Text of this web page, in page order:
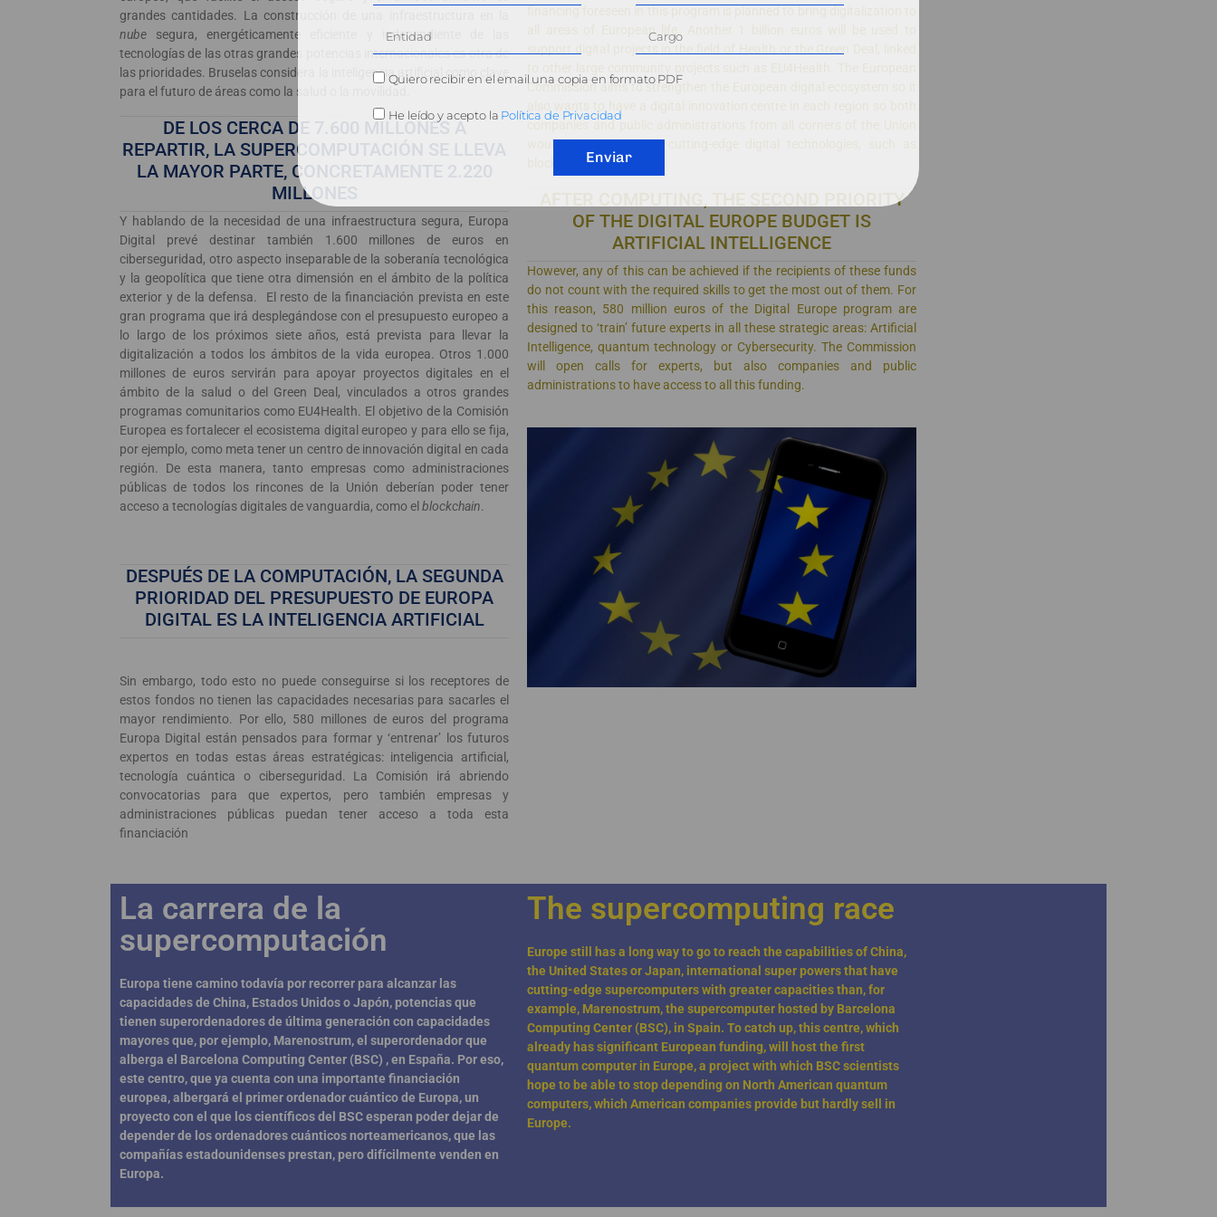
grandes cantidades. La construcción de una infraestructura en la
nube segura, energéticamente eficiente y independiente de las
tecnologías de las otras grandes potencias internacionales es otra de
las prioridades. Bruselas considera la inteligencia artificial como clave
para el futuro de áreas como la salud o la movilidad.
DE LOS CERCA DE 7.600 MILLONES A
REPARTIR, LA SUPERCOMPUTACIÓN SE LLEVA
LA MAYOR PARTE, CONCRETAMENTE 2.220
MILLONES
Y hablando de la necesidad de una infraestructura segura, Europa
Digital prevé destinar también 1.600 millones de euros en
ciberseguridad, otro aspecto inseparable de la soberanía tecnológica
y la geopolítica que tiene otra dimensión en el ámbito de la política
exterior y de la defensa. El resto de la financiación prevista en este
gran programa que irá desplegándose con el presupuesto europeo a
lo largo de los próximos siete años, está prevista para llevar la
digitalización a todos los ámbitos de la vida europea. Otros 1.000
millones de euros servirán para apoyar proyectos digitales en el
ámbito de la salud o del Green Deal, vinculados a otros grandes
programas comunitarios como EU4Health. El objetivo de la Comisión
Europea es fortalecer el ecosistema digital europeo y para ello se fija,
por ejemplo, como meta tener un centro de innovación digital en cada
región. De esta manera, tanto empresas como administraciones
públicas de todos los rincones de la Unión deberían poder tener
acceso a tecnologías digitales de vanguardia, como el blockchain.
DESPUÉS DE LA COMPUTACIÓN, LA SEGUNDA
PRIORIDAD DEL PRESUPUESTO DE EUROPA
DIGITAL ES LA INTELIGENCIA ARTIFICIAL
Sin embargo, todo esto no puede conseguirse si los receptores de
estos fondos no tienen las capacidades necesarias para sacarles el
mayor rendimiento. Por ello, 580 millones de euros del programa
Europa Digital están pensados para formar y ‘entrenar’ los futuros
expertos en todas estas áreas estratégicas: inteligencia artificial,
tecnología cuántica o ciberseguridad. La Comisión irá abriendo
convocatorias para que expertos, pero también empresas y
administraciones públicas puedan tener acceso a toda esta
financiación
all areas of European life. Another 1 billion euros will be used to
Commission aims to strengthen the European digital ecosystem so it
would have access to cutting-edge digital technologies, such as
blockchain.
AFTER COMPUTING, THE SECOND PRIORITY
OF THE DIGITAL EUROPE BUDGET IS
ARTIFICIAL INTELLIGENCE
However, any of this can be achieved if the recipients of these funds
do not count with the required skills to get the most out of them. For
this reason, 580 million euros of the Digital Europe program are
designed to ‘train’ future experts in all these strategic areas: Artificial
Intelligence, quantum technology or Cybersecurity. The Commission
will open calls for experts, but also companies and public
administrations to have access to all this funding.
La carrera de la
supercomputación
Europa tiene camino todavía por recorrer para alcanzar las
capacidades de China, Estados Unidos o Japón, potencias que
tienen superordenadores de última generación con capacidades
mayores que, por ejemplo, Marenostrum, el superordenador que
alberga el Barcelona Computing Center (BSC) , en España. Por eso,
este centro, que ya cuenta con una importante financiación
europea, albergará el primer ordenador cuántico de Europa, un
proyecto con el que los científicos del BSC esperan poder dejar de
depender de los ordenadores cuánticos norteamericanos, que las
compañías estadounidenses prestan, pero difícilmente venden en
Europa.
The supercomputing race
Europe still has a long way to go to reach the capabilities of China,
the United States or Japan, international super powers that have
cutting-edge supercomputers with greater capacities than, for
example, Marenostrum, the supercomputer hosted by Barcelona
Computing Center (BSC), in Spain. To catch up, this centre, which
already has significant European funding, will host the first
quantum computer in Europe, a project with which BSC scientists
hope to be able to stop depending on North American quantum
computers, which American companies provide but hardly sell in
Europe.
Quiero recibir en el email una copia en formato PDF
He leído y acepto la Política de Privacidad
Enviar